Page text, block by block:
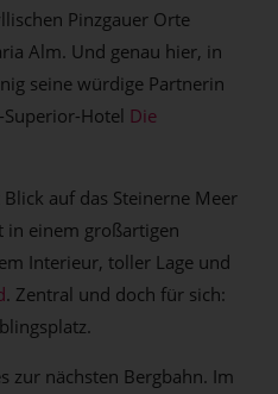
Pinzgauer Orte
Alm. Und genau hier, in
seine würdige Partnerin
Hotel Die
auf das Steinerne Meer
in einem großartigen
Interieur, toller Lage und
. Zentral und doch für sich:
zur nächsten Bergbahn. Im